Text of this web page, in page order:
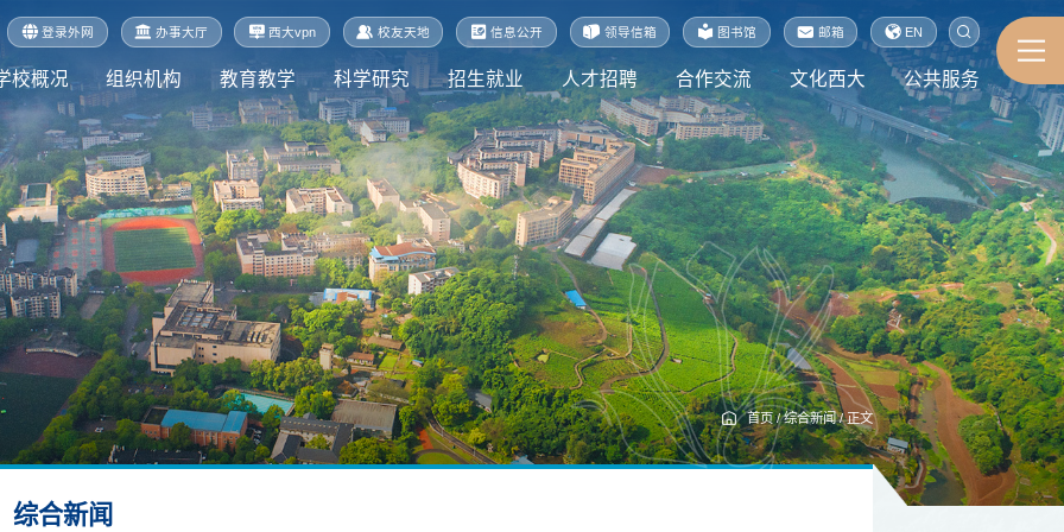
登录外网 办事大厅 西大vpn 校友天地 信息公开 领导信箱 图书馆 邮箱 EN
校概况 组织机构 教育教学 科学研究 招生就业 人才招聘 合作交流 文化西大 公共服务
首页/综合新闻/正文
综合新闻